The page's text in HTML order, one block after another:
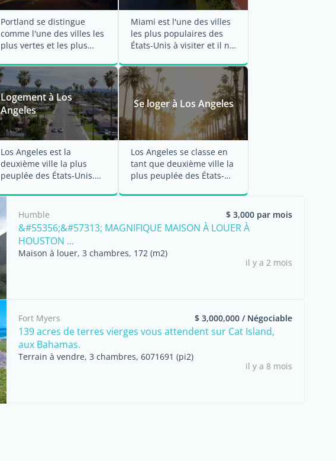
Portland se distingue
comme l'une des villes les
plus vertes et les plus
Miami est l'une des villes
les plus populaires des
États-Unis à visiter et il ne
Logement à Los
Angeles
Los Angeles est la
deuxième ville la plus
peuplée des États-Unis.
Se loger à Los Angeles
Los Angeles se classe en
tant que deuxième ville la
plus peuplée des États-
Humble $ 3,000 par mois
&#55356;&#57313; MAGNIFIQUE MAISON À LOUER À
HOUSTON ...
Maison à louer, 3 chambres, 172 (m2)
il y a 2 mois
Fort Myers $ 3,000,000 / Négociable
139 acres de terres vierges vous attendent sur Cat Island,
aux Bahamas.
Terrain à vendre, 3 chambres, 6071691 (pi2)
il y a 8 mois